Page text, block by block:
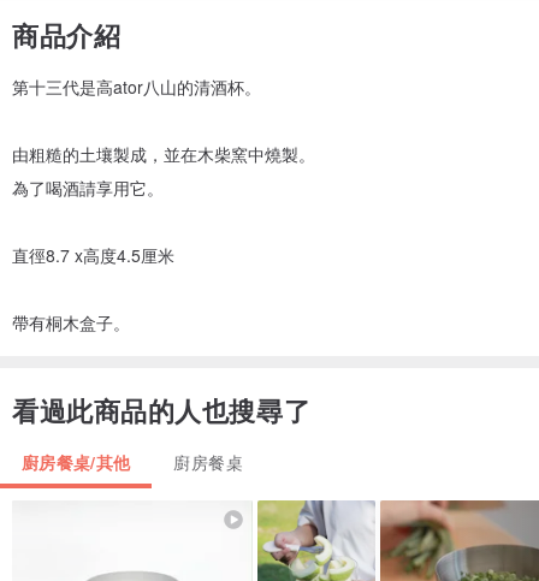
商品介紹
第十三代是高ator八山的清酒杯。
由粗糙的土壤製成，並在木柴窯中燒製。
為了喝酒請享用它。
直徑8.7 x高度4.5厘米
帶有桐木盒子。
看過此商品的人也搜尋了
廚房餐桌/其他 廚房餐桌